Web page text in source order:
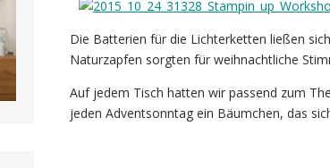
Die Batterien für die Lichterketten ließen
Naturzapfen sorgten für weihnachtliche
Auf jedem Tisch hatten wir passend zum
jeden Adventsonntag ein Bäumchen, das